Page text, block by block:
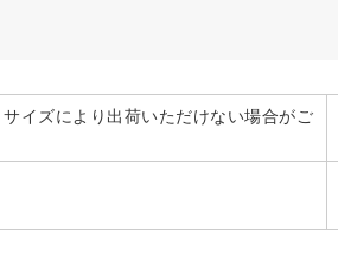
イズにより出荷いただけない場合がご